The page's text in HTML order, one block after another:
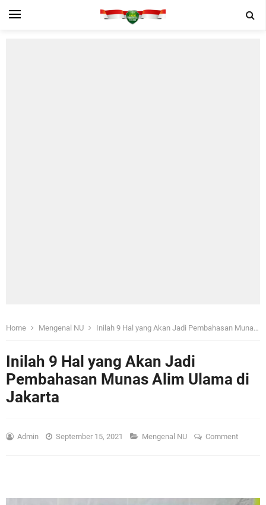
Home Mengenal NU Inilah 9 Hal yang Akan Jadi Pembahasan Munas Alim Ulama di Jakarta
Inilah 9 Hal yang Akan Jadi
Pembahasan Munas Alim Ulama di
Jakarta
Admin September 15, 2021 Mengenal NU Comment